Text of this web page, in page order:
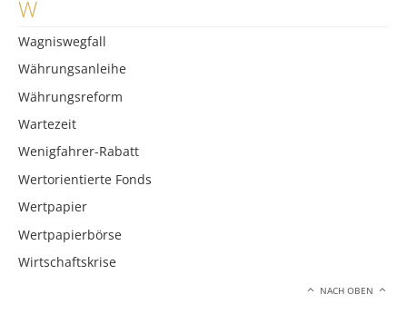
W
Wagniswegfall
Währungsanleihe
Währungsreform
Wartezeit
Wenigfahrer-Rabatt
Wertorientierte Fonds
Wertpapier
Wertpapierbörse
Wirtschaftskrise
NACH OBEN